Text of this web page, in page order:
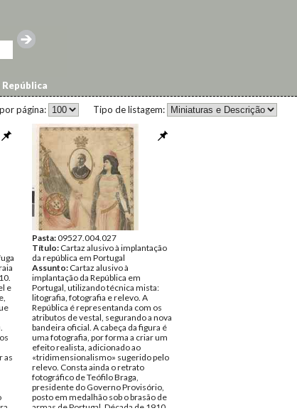
Tipo de listagem:
página:
e
as
Pasta:09527.004.027
Título: Cartaz alusivo à implantação
da república em Portugal
Assunto: Cartaz alusivo à
implantação da República em
Portugal, utilizando técnica mista:
litografia, fotografia e relevo. A
República é representanda com os
atributos de vestal, segurando a nova
bandeira oficial. A cabeça da figura é
uma fotografia, por forma a criar um
efeito realista, adicionado ao
«tridimensionalismo» sugerido pelo
relevo. Consta ainda o retrato
fotográfico de Teófilo Braga,
presidente do Governo Provisório,
posto em medalhão sob o brasão de
armas de Portugal. Década de 1910.